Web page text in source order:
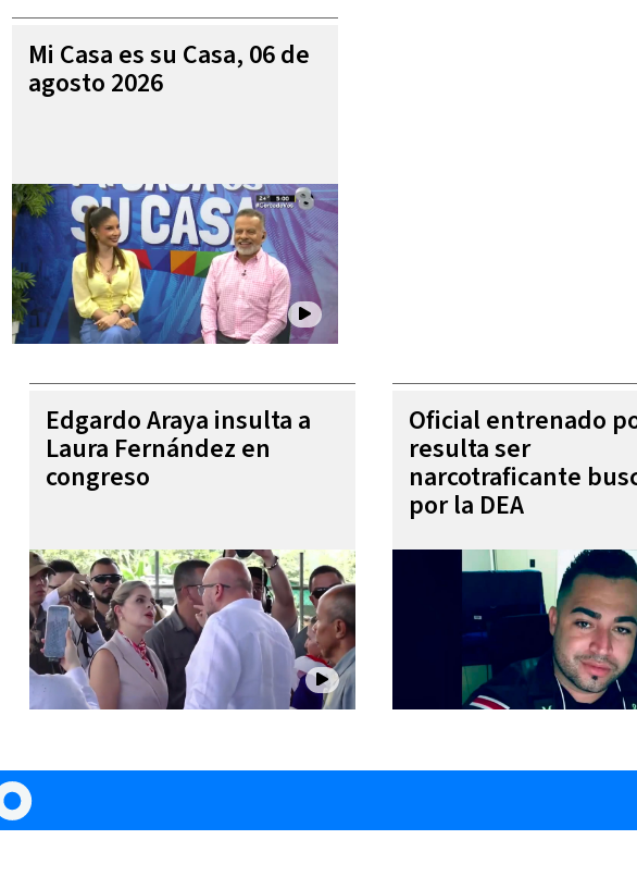
Mi Casa es su Casa, 06 de
agosto 2026
Edgardo Araya insulta a
Laura Fernández en
congreso
Oficial entrenado
resulta ser
narcotraficante
por la DEA